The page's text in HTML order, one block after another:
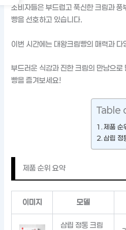
소비자들은 부드럽고 푹신한 크림과
빵을 선호하고 있습니다.
이번 시간에는 대왕크림빵의 매력과
부드러운 식감과 진한 크림의 만남으
빵을 즐겨보세요!
Table
제품 순
삼립
제품 순위 요약
이미지 모델
삼립 정통 크림